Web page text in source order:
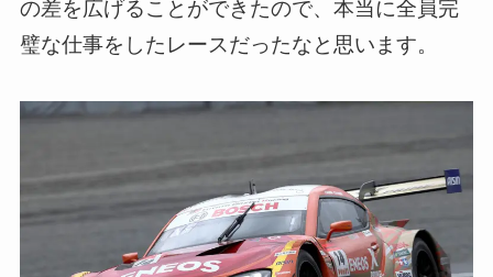
璧な仕事をしたレースだったなと思います。